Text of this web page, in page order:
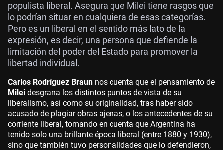
populista liberal. Asegura que Milei tiene rasgos que
lo podrían situar en cualquiera de esas categorías.
Pero es un liberal en el sentido más lato de la
expresión, es decir, una persona que defiende la
limitación del poder del Estado para promover la
libertad individual.
Carlos Rodríguez Braun nos cuenta que el pensamiento de
Milei desgrana los distintos puntos de vista de su
liberalismo, así como su originalidad, tras haber sido
acusado de plagiar obras ajenas, o los antecedentes de su
corriente liberal, tomando en cuenta que Argentina ha
tenido solo una brillante época liberal (entre 1880 y 1930),
sino que también tuvo personalidades que lo defendieron,